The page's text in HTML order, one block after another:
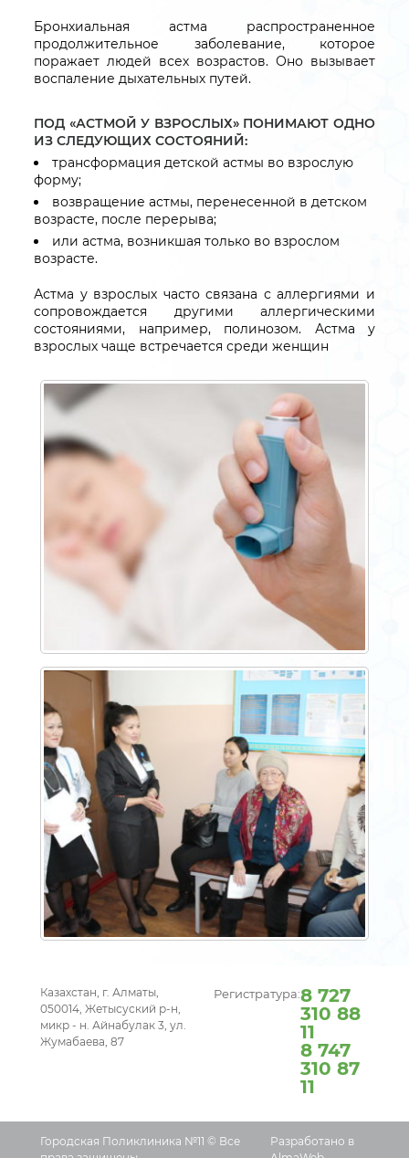
Бронхиальная астма распространенное
продолжительное заболевание, которое
поражает людей всех возрастов. Оно вызывает
воспаление дыхательных путей.
ПОД «АСТМОЙ У ВЗРОСЛЫХ» ПОНИМАЮТ ОДНО
ИЗ СЛЕДУЮЩИХ СОСТОЯНИЙ:
трансформация детской астмы во взрослую
форму;
возвращение астмы, перенесенной в детском
возрасте, после перерыва;
или астма, возникшая только во взрослом
возрасте.
Астма у взрослых часто связана с аллергиями и
сопровождается другими аллергическими
состояниями, например, полинозом. Астма у
взрослых чаще встречается среди женщин
Казахстан, г. Алматы,
050014, Жетысуский р-н,
микр - н. Айнабулак 3, ул.
Жумабаева, 87
Регистратура:8 727
310 88
11
8 747
310 87
11
Городская Поликлиника №11 © Все
Разработано в